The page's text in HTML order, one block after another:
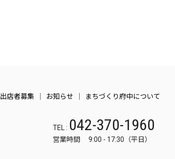
出店者募集 お知らせ まちづくり府中について
TEL : 042-370-1960
営業時間 9:00 - 17:30（平日）